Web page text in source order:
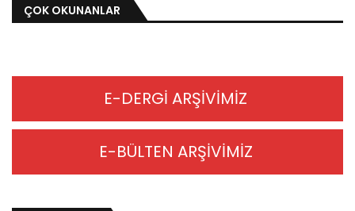
ÇOK OKUNANLAR
E-DERGİ ARŞİVİMİZ
E-BÜLTEN ARŞİVİMİZ